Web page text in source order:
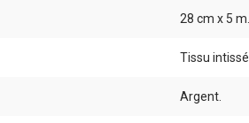
28 cm x 5 m.
Tissu intissé.
Argent.